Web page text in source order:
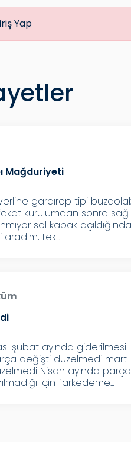
Yap
Mağduriyeti
gardırop tipi
kurulumdan sonra sağ
sol kapak açıldığında
tek...
şubat ayında giderilmesi
değişti düzelmedi mart
Nisan ayında parça
için farkedeme...